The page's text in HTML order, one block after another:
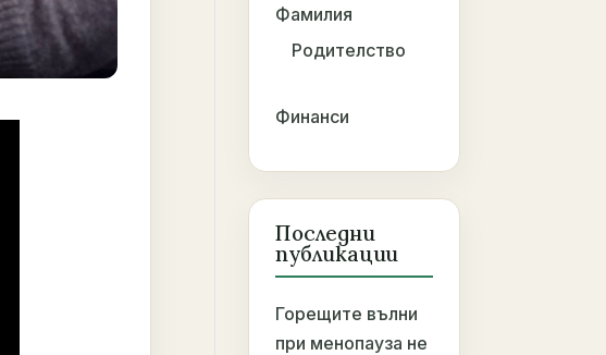
Фамилия
Родителство
Финанси
Последни
публикации
Горещите вълни
при менопауза не